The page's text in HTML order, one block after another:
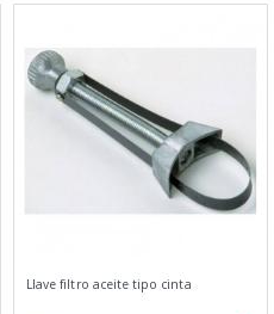
Llave filtro aceite tipo cinta